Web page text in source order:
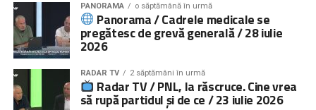
PANORAMA o săptămână în urmă
Panorama / Cadrele medicale se
pregătesc de grevă generală / 28 iulie
2026
RADAR TV 2 săptămâni în urmă
Radar TV / PNL, la răscruce. Cine vrea
să rupă partidul și de ce / 23 iulie 2026